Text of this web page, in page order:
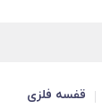
قفسه فلزی